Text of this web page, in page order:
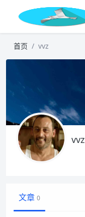
首页 vvz
vvz
文章 0